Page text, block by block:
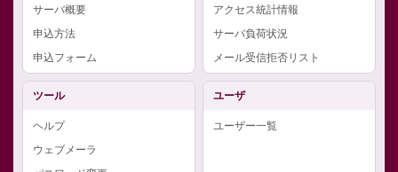
サーバ概要
申込方法
申込フォーム
アクセス統計情報
サーバ負荷状況
メール受信拒否リスト
ツール
ヘルプ
ウェブメーラ
ユーザ
ユーザー一覧